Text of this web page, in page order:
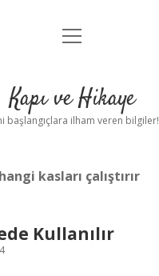
Anasayfa
Yasal Uyarı
menüyü
Kapı ve Hikaye
başlangıçlara ilham veren bilgiler!
kasları çalıştırır
Kullanılır